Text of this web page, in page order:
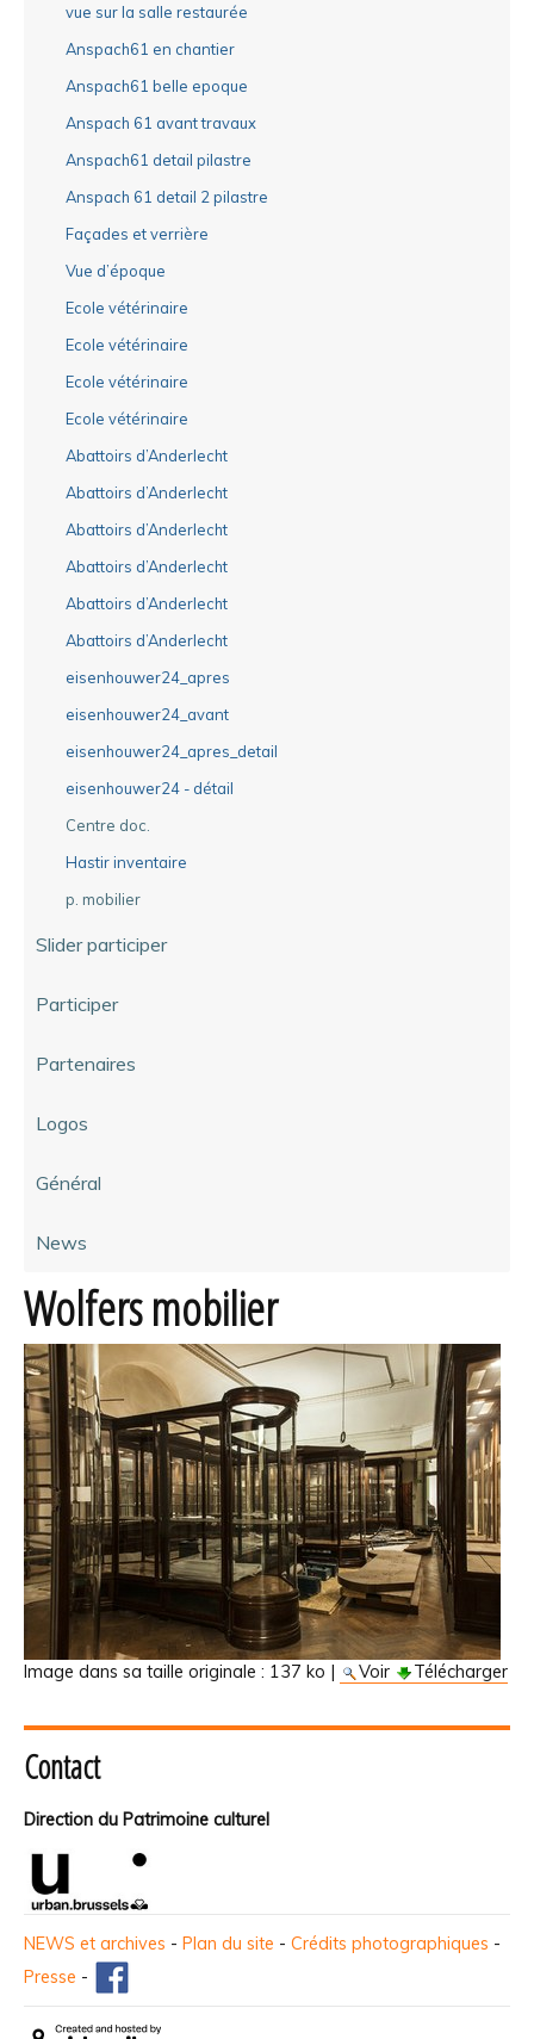
vue sur la salle restaurée
Anspach61 en chantier
Anspach61 belle epoque
Anspach 61 avant travaux
Anspach61 detail pilastre
Anspach 61 detail 2 pilastre
Façades et verrière
Vue d’époque
Ecole vétérinaire
Ecole vétérinaire
Ecole vétérinaire
Ecole vétérinaire
Abattoirs d’Anderlecht
Abattoirs d’Anderlecht
Abattoirs d’Anderlecht
Abattoirs d’Anderlecht
Abattoirs d’Anderlecht
Abattoirs d’Anderlecht
eisenhouwer24_apres
eisenhouwer24_avant
eisenhouwer24_apres_detail
eisenhouwer24 - détail
Centre doc.
Hastir inventaire
p. mobilier
Slider participer
Participer
Partenaires
Logos
Général
News
Wolfers mobilier
Image dans sa taille originale : 137 ko | Voir Télécharger
Contact
Direction du Patrimoine culturel
NEWS et archives - Plan du site - Crédits photographiques -
Presse -